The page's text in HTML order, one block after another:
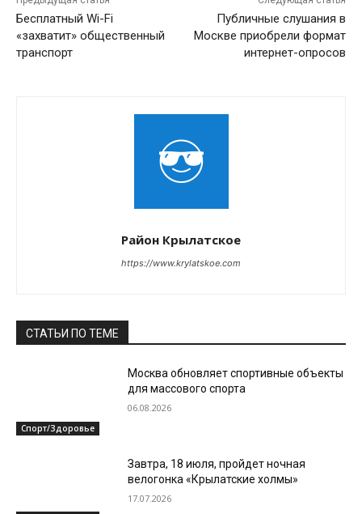
Бесплатный Wi-Fi
«захватит» общественный
транспорт
Публичные слушания в
Москве приобрели формат
интернет-опросов
Район Крылатское
https://www.krylatskoe.com
СТАТЬИ ПО ТЕМЕ
Спорт/Здоровье
Москва обновляет спортивные объекты
для массового спорта
06.08.2026
Завтра, 18 июля, пройдет ночная
велогонка «Крылатские холмы»
17.07.2026